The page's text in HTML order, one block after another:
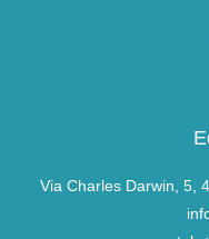
Via Charles Darwin, 5,